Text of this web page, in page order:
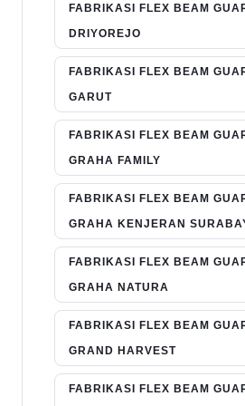
FABRIKASI FLEX BEAM
DRIYOREJO
FABRIKASI FLEX BEAM
GARUT
FABRIKASI FLEX BEAM
GRAHA FAMILY
FABRIKASI FLEX BEAM
GRAHA KENJERAN
FABRIKASI FLEX BEAM
GRAHA NATURA
FABRIKASI FLEX BEAM
GRAND HARVEST
FABRIKASI FLEX BEAM